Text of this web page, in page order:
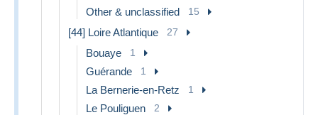
Other & unclassified 15
[44] Loire Atlantique 27
Bouaye 1
Guérande 1
La Bernerie-en-Retz 1
Le Pouliguen 2